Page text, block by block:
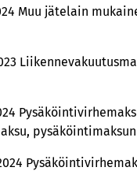
Muu jätelain